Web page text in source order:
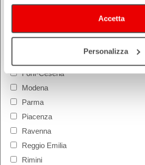
Accetta
Personalizza
Forlì-Cesena
Modena
Parma
Piacenza
Ravenna
Reggio Emilia
Rimini